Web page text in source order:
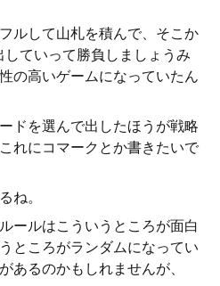
ルして山札を積んで、そこか
していって勝負しましょうみ
の高いゲームになっていたん
ドを選んで出したほうが戦略
れにコマークとか書きたいで
ね。
ールはこういうところが面白
ところがランダムになってい
あるのかもしれませんが、